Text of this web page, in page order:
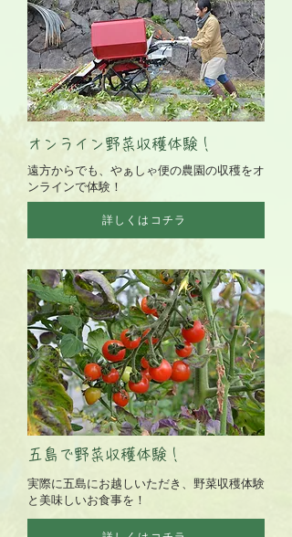
オンライン野菜収穫体験！
遠方からでも、やぁしゃ便の農園の収穫をオ
ンラインで体験！
詳しくはコチラ
五島で野菜収穫体験！
実際に五島にお越しいただき、野菜収穫体験
と美味しいお食事を！